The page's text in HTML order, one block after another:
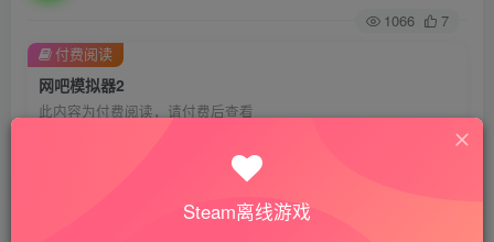
1066 7
网吧模拟器2
此内容为付费阅读，请付费后查看
付费阅读
Steam离线游戏